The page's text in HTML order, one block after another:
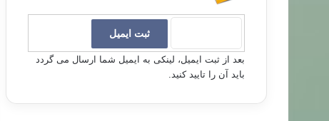
بعد از ثبت ایمیل، لینکی به ایمیل شما ارسال می گردد
باید آن را تایید کنید.